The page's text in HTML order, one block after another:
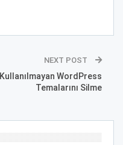
NEXT POST
Kullanılmayan WordPress
Temalarını Silme